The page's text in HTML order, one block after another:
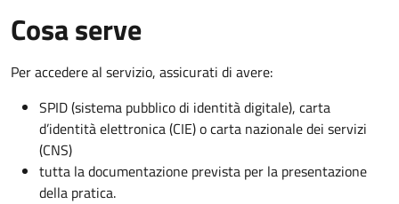
Cosa serve
Per accedere al servizio, assicurati di avere:
SPID (sistema pubblico di identità digitale), carta
d’identità elettronica (CIE) o carta nazionale dei servizi
(CNS)
tutta la documentazione prevista per la presentazione
della pratica.